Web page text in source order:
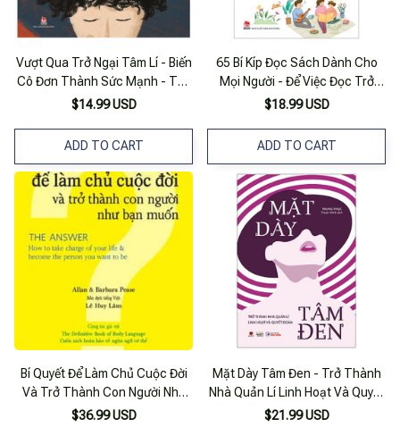
Vượt Qua Trở Ngại Tâm Lí - Biến
Cô Đơn Thành Sức Mạnh - Tóc
Rối Cô Đơn
$14.99 USD
ADD TO CART
65 Bí Kíp Đọc Sách Dành Cho
Mọi Người - Để Việc Đọc Trở
Thành Lối Sống
$18.99 USD
ADD TO CART
Bí Quyết Để Làm Chủ Cuộc Đời
Và Trở Thành Con Người Như
Bạn Muốn
$36.99 USD
Mặt Dày Tâm Đen - Trở Thành
Nhà Quản Lí Linh Hoạt Và Quyết
Đoán
$21.99 USD